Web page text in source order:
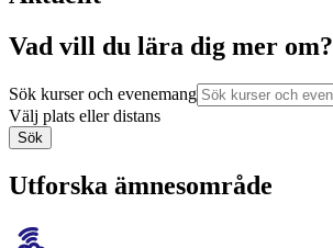
Vad vill du lära dig mer om?
Sök kurser och evenemang
Välj plats eller distans
Sök
Utforska ämnesområde